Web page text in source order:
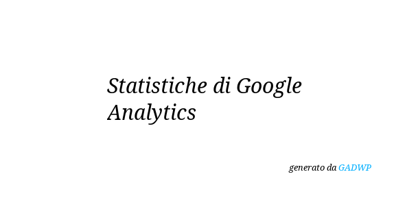
Statistiche di Google
Analytics
generato daGADWP